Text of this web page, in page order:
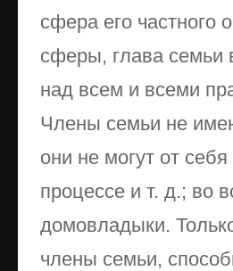
сфера его частного
сферы, глава семьи
над всем и всеми
Члены семьи не
они не могут от
процессе и т. д.; во
домовладыки.
члены семьи,